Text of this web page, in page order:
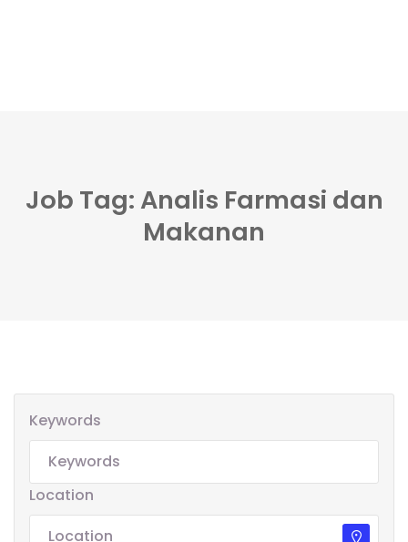
Job Tag: Analis Farmasi dan
Makanan
Keywords
Location